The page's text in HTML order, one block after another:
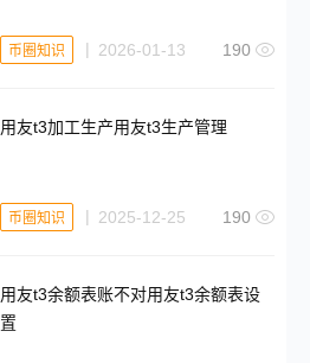
币圈知识 2026-01-13 190
用友t3加工生产用友t3生产管理
币圈知识 2025-12-25 190
用友t3余额表账不对用友t3余额表设
置